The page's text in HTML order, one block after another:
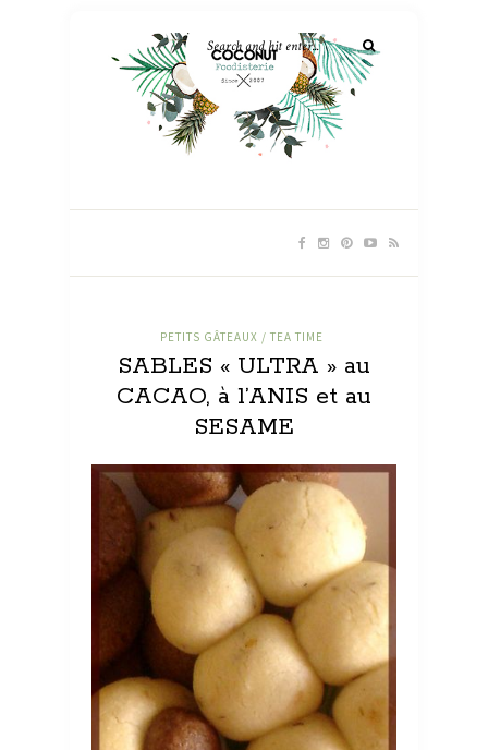
PETITS GÂTEAUX / TEA TIME
SABLES « ULTRA » au
CACAO, à l’ANIS et au
SESAME